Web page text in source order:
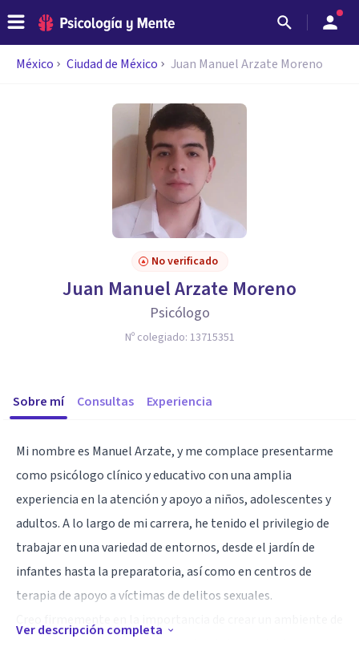
México Ciudad de México Juan Manuel Arzate Moreno
No verificado
Juan Manuel Arzate Moreno
Psicólogo
Nº colegiado: 13715351
Sobre mí Consultas Experiencia
Mi nombre es Manuel Arzate, y me complace presentarme
como psicólogo clínico y educativo con una amplia
experiencia en la atención y apoyo a niños, adolescentes y
adultos. A lo largo de mi carrera, he tenido el privilegio de
trabajar en una variedad de entornos, desde el jardín de
infantes hasta la preparatoria, así como en centros de
terapia de apoyo a víctimas de delitos sexuales.
Ver descripción completa